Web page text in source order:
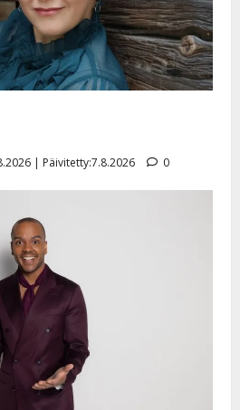
| Päivitetty:7.8.2026 0